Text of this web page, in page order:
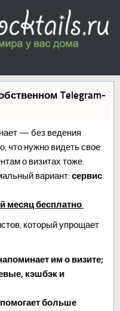
Telegram-
— без ведения
что нужно видеть свое
о визитах тоже.
вариант: сервис
месяц бесплатно.
который упрощает
им о визите;
кэшбэк и
больше